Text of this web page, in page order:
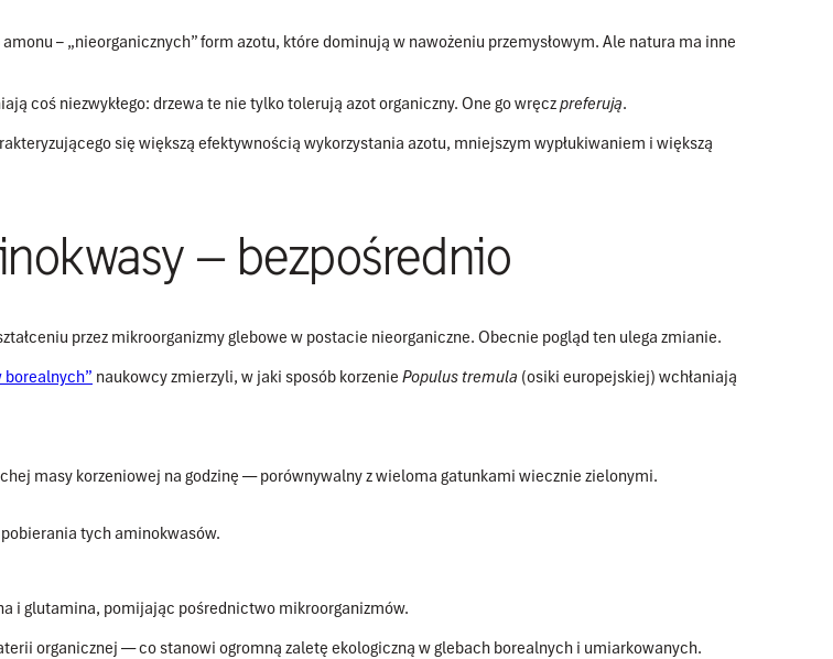
– „nieorganicznych” form azotu, które dominują w nawożeniu przemysłowym. Ale natura ma inne
coś niezwykłego: drzewa te nie tylko tolerują azot organiczny. One go wręczpreferują.
się większą efektywnością wykorzystania azotu, mniejszym wypłukiwaniem i większą
— bezpośrednio
przez mikroorganizmy glebowe w postacie nieorganiczne. Obecnie pogląd ten ulega zmianie.
borealnych” naukowcy zmierzyli, w jaki sposób korzenie Populus tremula (osiki europejskiej) wchłaniają
masy korzeniowej na godzinę— porównywalny z wieloma gatunkami wiecznie zielonymi.
tych aminokwasów.
i glutamina, pomijając pośrednictwo mikroorganizmów.
organicznej — co stanowi ogromną zaletę ekologiczną w glebach borealnych i umiarkowanych.